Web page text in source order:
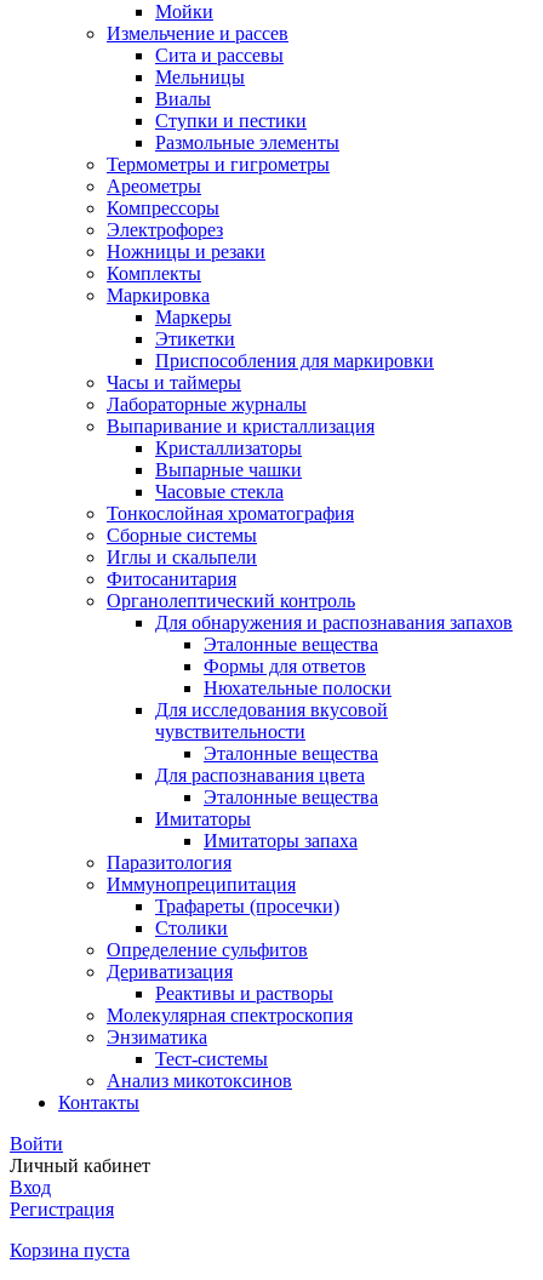
Мойки
Измельчение и рассев
Сита и рассевы
Мельницы
Виалы
Ступки и пестики
Размольные элементы
Термометры и гигрометры
Ареометры
Компрессоры
Электрофорез
Ножницы и резаки
Комплекты
Маркировка
Маркеры
Этикетки
Приспособления для маркировки
Часы и таймеры
Лабораторные журналы
Выпаривание и кристаллизация
Кристаллизаторы
Выпарные чашки
Часовые стекла
Тонкослойная хроматография
Сборные системы
Иглы и скальпели
Фитосанитария
Органолептический контроль
Для обнаружения и распознавания запахов
Эталонные вещества
Формы для ответов
Нюхательные полоски
Для исследования вкусовой
чувствительности
Эталонные вещества
Для распознавания цвета
Эталонные вещества
Имитаторы
Имитаторы запаха
Паразитология
Иммунопреципитация
Трафареты (просечки)
Столики
Определение сульфитов
Дериватизация
Реактивы и растворы
Молекулярная спектроскопия
Энзиматика
Тест-системы
Анализ микотоксинов
Контакты
Войти
Личный кабинет
Вход
Регистрация
Корзина пуста